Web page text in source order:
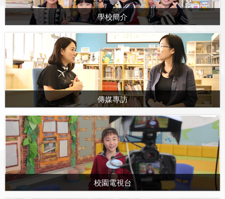
學校簡介
傳媒專訪
校園電視台